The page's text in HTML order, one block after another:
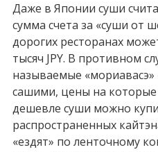
Даже в Японии суши
сумма счета за «суши от
дорогих ресторанах
тысяч JPY. В противном
называемые
сашими, цены на
дешевле суши можно
распространенных
«ездят» по ленточному